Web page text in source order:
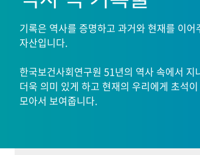
기록은 역사를 증명하고 과거와 현재를 이어
자산입니다.
한국보건사회연구원 51년의 역사 속에서 지
더욱 의미 있게 하고 현재의 우리에게 초석
모아서 보여줍니다.